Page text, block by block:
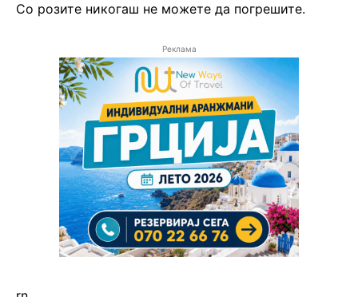
Со розите никогаш не можете да погрешите.
Реклама